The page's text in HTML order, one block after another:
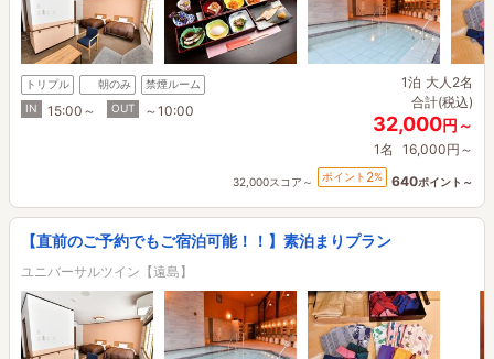
トリプル 朝のみ
禁煙ルーム
IN
15:00～ OUT ～10:00
1泊 大人2名
合計(税込)
32,000円～
1名 16,000円～
32,000スコア～ ポイント 2% 640ポイント～
【直前のご予約でもご宿泊可能！！】素泊まりプラン
ユニバーサルツイン【遠島】